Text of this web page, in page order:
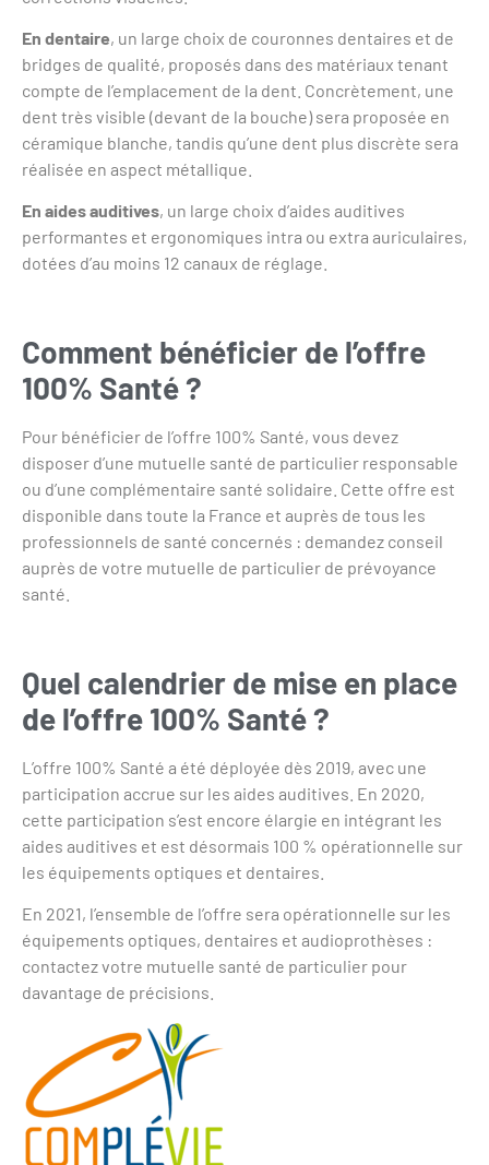
En dentaire, un large choix de couronnes dentaires et de
bridges de qualité, proposés dans des matériaux tenant
compte de l’emplacement de la dent. Concrètement, une
dent très visible (devant de la bouche) sera proposée en
céramique blanche, tandis qu’une dent plus discrète sera
réalisée en aspect métallique.
En aides auditives, un large choix d’aides auditives
performantes et ergonomiques intra ou extra auriculaires,
dotées d’au moins 12 canaux de réglage.
Comment bénéficier de l’offre
100% Santé ?
Pour bénéficier de l’offre 100% Santé, vous devez
disposer d’une mutuelle santé de particulier responsable
ou d’une complémentaire santé solidaire. Cette offre est
disponible dans toute la France et auprès de tous les
professionnels de santé concernés : demandez conseil
auprès de votre mutuelle de particulier de prévoyance
santé.
Quel calendrier de mise en place
de l’offre 100% Santé ?
L’offre 100% Santé a été déployée dès 2019, avec une
participation accrue sur les aides auditives. En 2020,
cette participation s’est encore élargie en intégrant les
aides auditives et est désormais 100 % opérationnelle sur
les équipements optiques et dentaires.
En 2021, l’ensemble de l’offre sera opérationnelle sur les
équipements optiques, dentaires et audioprothèses :
contactez votre mutuelle santé de particulier pour
davantage de précisions.